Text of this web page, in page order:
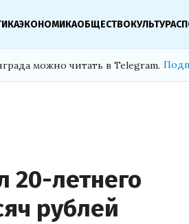
ЭКОНОМИКАОБЩЕСТВОКУЛЬТУРА
можно читать в Telegram.
20-летнего
рублей